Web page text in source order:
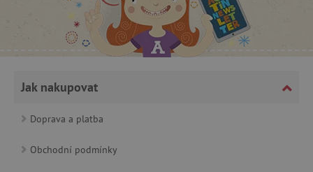
Jak nakupovat
Doprava a platba
Obchodní podmínky
Google Privacy Policy